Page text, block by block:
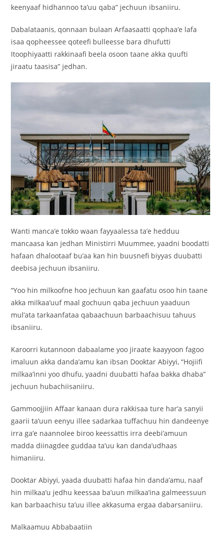
keenyaaf hidhannoo ta’uu qaba” jechuun ibsaniiru.
Dabalataanis, qonnaan bulaan Arfaasaatti qophaa’e lafa
isaa qopheessee qoteefi bulleesse bara dhufutti
Itoophiyaatti rakkinaafi beela osoon taane akka quufti
jiraatu taasisa” jedhan.
Wanti manca’e tokko waan fayyaalessa ta’e hedduu
mancaasa kan jedhan Ministirri Muummee, yaadni boodatti
hafaan dhalootaaf bu’aa kan hin buusnefi biyyas duubatti
deebisa jechuun ibsaniiru.
“Yoo hin milkoofne hoo jechuun kan gaafatu osoo hin taane
akka milkaa’uuf maal gochuun qaba jechuun yaaduun
mul’ata tarkaanfataa qabaachuun barbaachisuu tahuus
ibsaniiru.
Karoorri kutannoon dabaalame yoo jiraate kaayyoon fagoo
imaluun akka danda’amu kan ibsan Dooktar Abiyyi, “Hojiifi
milkaa’inni yoo dhufu, yaadni duubatti hafaa bakka dhaba”
jechuun hubachiisaniiru.
Gammoojjiin Affaar kanaan dura rakkisaa ture har’a sanyii
gaarii ta’uun eenyu illee sadarkaa tuffachuu hin dandeenye
irra ga’e naannolee biroo keessattis irra deebi’amuun
madda diinagdee guddaa ta’uu kan danda’udhaas
himaniiru.
Dooktar Abiyyi, yaada duubatti hafaa hin danda’amu, naaf
hin milkaa’u jedhu keessaa ba’uun milkaa’ina galmeessuun
kan barbaachisu ta’uu illee akkasuma ergaa dabarsaniiru.
Malkaamuu Abbabaatiin